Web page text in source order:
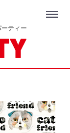
ティー
Menu